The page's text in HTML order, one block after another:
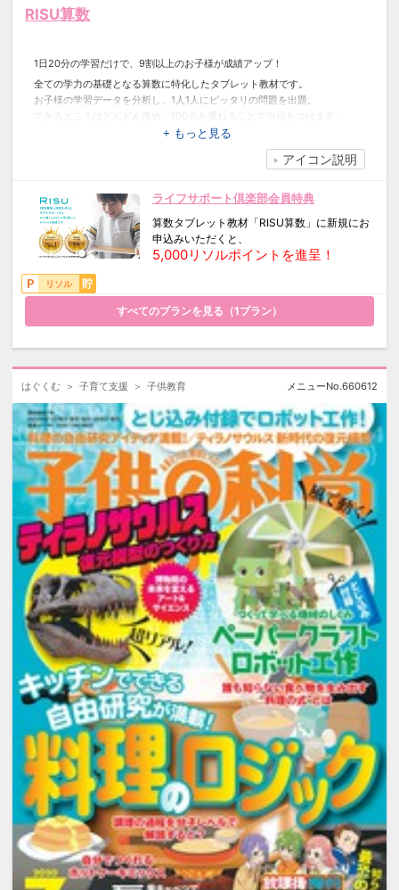
RISU算数
1日20分の学習だけで、9割以上のお子様が成績アップ！
全ての学力の基礎となる算数に特化したタブレット教材です。
お子様の学習データを分析し、1人1人にピッタリの問題を出題。
できるところはどんどん進め、100点を重ねることで自信をつけます。
苦手を発見した際には、チューターが動画やメールでしっかりとフォロー
得意を伸ばして、苦手をなくし、100点をあたりまえに。
専用タブレットのため、動画やゲームをしてしまうこともなく勉強に集中
できます。
また、自動採点・学習状況フォローアップでほめる時期や、つまずいてい
る単元を保護者の方のメールへお知らせしますので、付きっきりで見た
り、教えて喧嘩になることもありません。
■対象年齢：4歳～12歳
+ もっと見る
アイコン説明
ライフサポート倶楽部会員特典
算数タブレット教材「RISU算数」に新規にお
申込みいただくと、
5,000リソルポイントを進呈！
リソル
すべてのプランを見る（1プラン）
はぐくむ 子育て支援 子供教育 メニューNo.660612